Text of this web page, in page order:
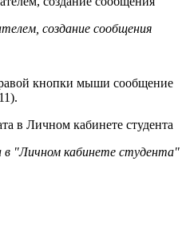
создание сообщения
кнопки мыши сообщение
в "Личном кабинете студента"